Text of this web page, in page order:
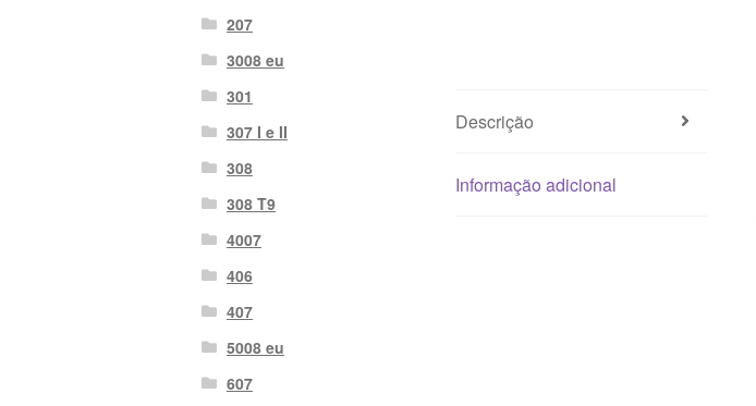
Descrição
Informação adicional
207
3008 eu
301
307 I e II
308
308 T9
4007
406
407
5008 eu
607